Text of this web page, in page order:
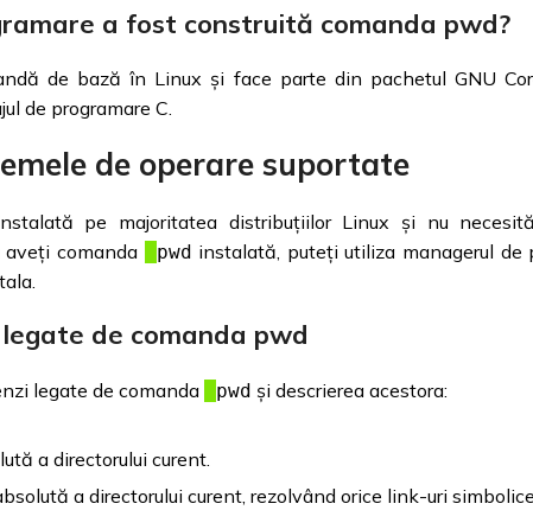
a fost construită comanda pwd?
de bază în Linux și face parte din pachetul GNU
de programare C.
de operare suportate
pe majoritatea distribuțiilor Linux și nu
comanda
pwd instalată, puteți utiliza managerul de
de comanda pwd
legate de comanda pwd și descrierea acestora:
a directorului curent.
a directorului curent, rezolvând orice link-uri simbolice.